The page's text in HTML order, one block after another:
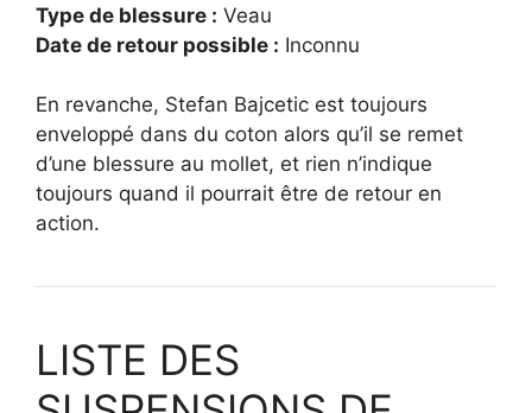
Type de blessure : Veau
Date de retour possible : Inconnu
En revanche, Stefan Bajcetic est toujours
enveloppé dans du coton alors qu’il se remet
d’une blessure au mollet, et rien n’indique
toujours quand il pourrait être de retour en
action.
LISTE DES